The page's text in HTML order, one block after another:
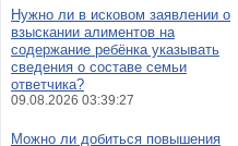
Нужно ли в исковом заявлении о
взыскании алиментов на
содержание ребёнка указывать
сведения о составе семьи
ответчика?
09.08.2026 03:39:27
Можно ли добиться повышения